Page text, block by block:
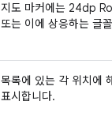
지도 마커에는 24dp
또는 이에 상응하는 글
목록에 있는 각 위치에
표시합니다.